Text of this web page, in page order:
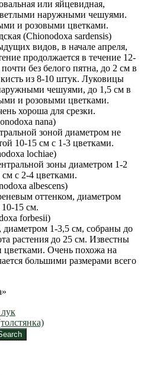
или яйцевидная,
наружными чешуями.
и розовыми цветками.
(Chionodoxa sardensis)
видов, в начале апреля,
продолжается в течение 12-
без белого пятна, до 2 см в
из 8-10 штук. Луковицы
чешуями, до 1,5 см в
и розовыми цветками.
хороша для срезки.
nana)
зоной диаметром не
10-15 см с 1-3 цветками.
lochiae)
зоны диаметром 1-2
с 2-4 цветками.
albescens)
оттенком, диаметром
15 см.
forbesii)
1-3,5 см, собраны до
растения до 25 см. Известны
Очень похожа на
большими размерами всего